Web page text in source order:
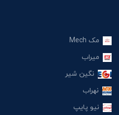
مک Mech
میراب
نگین شیر
نهراب
نیو پایپ